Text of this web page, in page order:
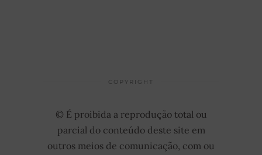
COPYRIGHT
© É proibida a reprodução total ou
parcial do conteúdo deste site em
outros meios de comunicação, com ou